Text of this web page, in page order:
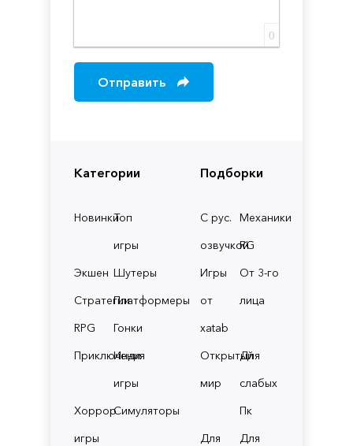
Категории
НовинкиТоп
игры
Экшен Шутеры
СтратегииПлатформеры
RPG
Гонки
Приключения
Инди
игры
Хоррор
игры
Симуляторы
Подборки
С рус.
озвучкой
Механики
RG
Игры
от
xatab
От 3-го
лица
Открытый
мир
Для
слабых
Пк
Для
Для
0
Отправить